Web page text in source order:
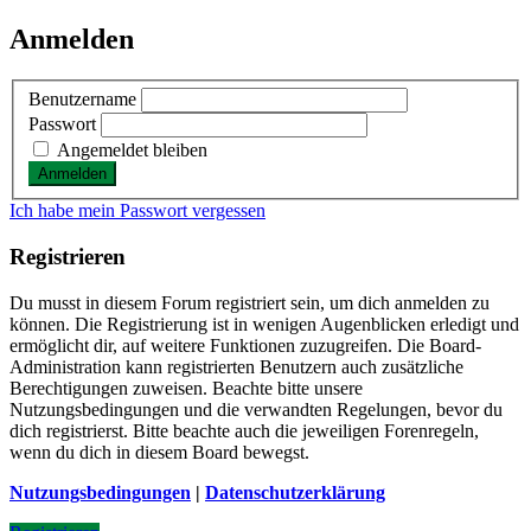
Anmelden
Benutzername
Passwort
Angemeldet bleiben
Ich habe mein Passwort vergessen
Registrieren
Du musst in diesem Forum registriert sein, um dich anmelden zu
können. Die Registrierung ist in wenigen Augenblicken erledigt und
ermöglicht dir, auf weitere Funktionen zuzugreifen. Die Board-
Administration kann registrierten Benutzern auch zusätzliche
Berechtigungen zuweisen. Beachte bitte unsere
Nutzungsbedingungen und die verwandten Regelungen, bevor du
dich registrierst. Bitte beachte auch die jeweiligen Forenregeln,
wenn du dich in diesem Board bewegst.
Nutzungsbedingungen | Datenschutzerklärung